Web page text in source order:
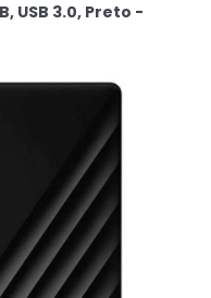
USB 3.0, Preto -